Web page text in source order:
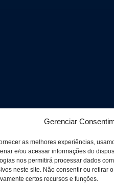
Gerenciar
as melhores experiências,
e/ou acessar informações do
nos permitirá processar dados
neste site. Não consentir ou retirar
certos recursos e funções.